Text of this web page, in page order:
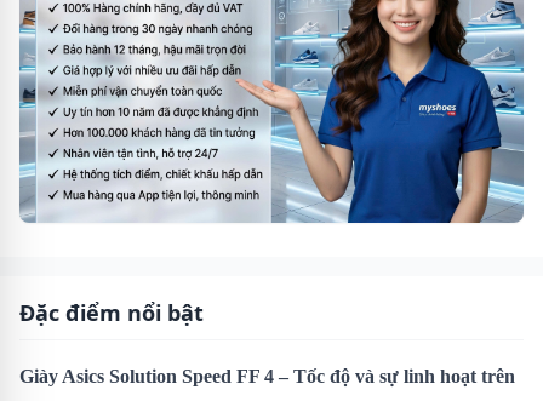
Đặc điểm nổi bật
Giày Asics Solution Speed FF 4 – Tốc độ và sự linh hoạt trên